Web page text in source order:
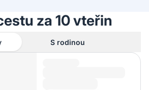
za 10 vteřin
S rodinou